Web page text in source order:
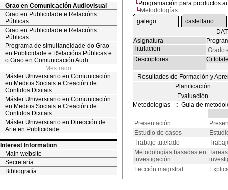
Grao en Comunicación Audiovisual
Grao en Publicidade e Relacións
Públicas
Grao en Publicidade e Relacións
Públicas
Programa de simultaneidade do Grao
en Publicidade e Relacións Públicas e
o Grao en Comunicación Audi
Mestrado
Máster Universitario en Comunicación
en Medios Sociais e Creación de
Contidos Dixitais
Máster Universitario en Comunicación
en Medios Sociais e Creación de
Contidos Dixitais
Máster Universitario en Dirección de
Arte en Publicidade
Interest Information
Main website
Secretaría
Bibliografía
Programación para productos
Metodologías
galego
castellano
Asignatura
Titulacion
Grado
Descriptores
Resultados de Formación y
Planificación
Evaluación
Metodologías
:: Guia de
Presentación
Estudio de casos
Trabajo tutelado
Metodologías basadas en
investigación
Lección magistral